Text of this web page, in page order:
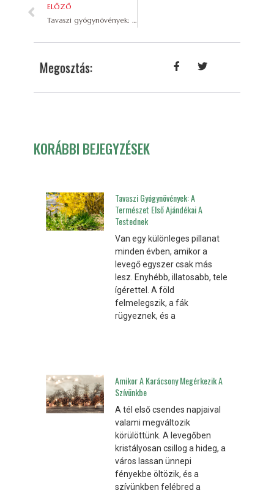
ELŐZŐ
Tavaszi gyógynövények: a természet első ajándékai a testednek
Megosztás:
KORÁBBI BEJEGYZÉSEK
Tavaszi Gyógynövények: A
Természet Első Ajándékai A
Testednek
Van egy különleges pillanat
minden évben, amikor a
levegő egyszer csak más
lesz. Enyhébb, illatosabb, tele
ígérettel. A föld
felmelegszik, a fák
rügyeznek, és a
Amikor A Karácsony Megérkezik A
Szívünkbe
A tél első csendes napjaival
valami megváltozik
körülöttünk. A levegőben
kristályosan csillog a hideg, a
város lassan ünnepi
fényekbe öltözik, és a
szívünkben felébred a